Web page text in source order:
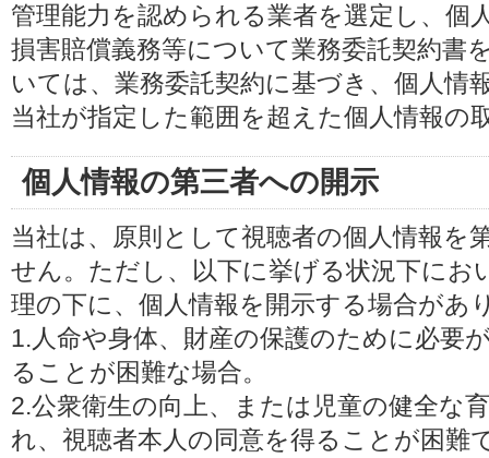
管理能力を認められる業者を選定し、個
損害賠償義務等について業務委託契約書
いては、業務委託契約に基づき、個人情
当社が指定した範囲を超えた個人情報の
個人情報の第三者への開示
当社は、原則として視聴者の個人情報を
せん。ただし、以下に挙げる状況下にお
理の下に、個人情報を開示する場合があ
1.人命や身体、財産の保護のために必要
ることが困難な場合。
2.公衆衛生の向上、または児童の健全な
れ、視聴者本人の同意を得ることが困難